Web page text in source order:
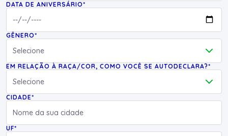
DATA DE ANIVERSÁRIO*
GÊNERO*
EM RELAÇÃO À RAÇA/COR, COMO VOCÊ SE AUTODECLARA?*
CIDADE*
UF*